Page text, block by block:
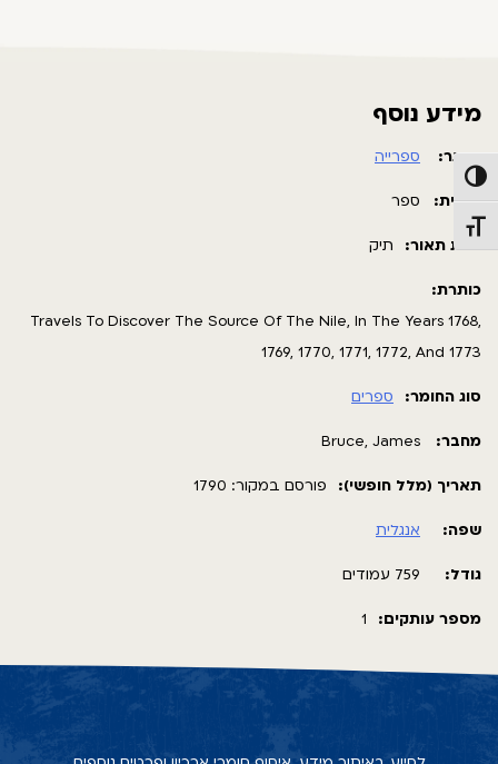
הפעל/כבה ניגודיות גבוהה
מתג גודל גופן
מידע נוסף
מאגר: ספרייה
תבנית: ספר
רמת תאור: תיק
כותרת:
Travels To Discover The Source Of The Nile, In The Years 1768,
1769, 1770, 1771, 1772, And 1773
סוג החומר: ספרים
מחבר: Bruce, James
תאריך (מלל חופשי): פורסם במקור: 1790
שפה: אנגלית
גודל: 759 עמודים
מספר עותקים: 1